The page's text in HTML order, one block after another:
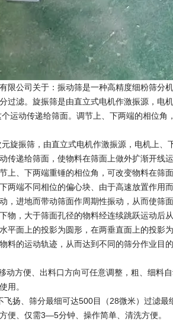
限公司关于：振动筛是一种高精度细粉筛分
过滤。旋振筛是由直立式电机作激振源，电
把这个运动传递给筛面。调节上
原理
旋振筛，由直立式电机作激振源，电机上
传递给筛面，使物料在筛面上做外扩渐开线
上、下两端重锤的相位角，可改变物料在筛
两端不同相位的偏心块、由于高速放置作用
，进地而带动筛面作周期性振动，从而使筛
物，大于筛面孔径的物料经连续跳跃运动后
平面上的投影为圆形，在两垂直面上的投影
筛面上物料的运动轨迹
特点
移动方便、出料口方向可任意调整，粗
粘液类均可使
末不飞扬、筛分最细可达500目（
方便、仅需3—5分钟、操作简单、清